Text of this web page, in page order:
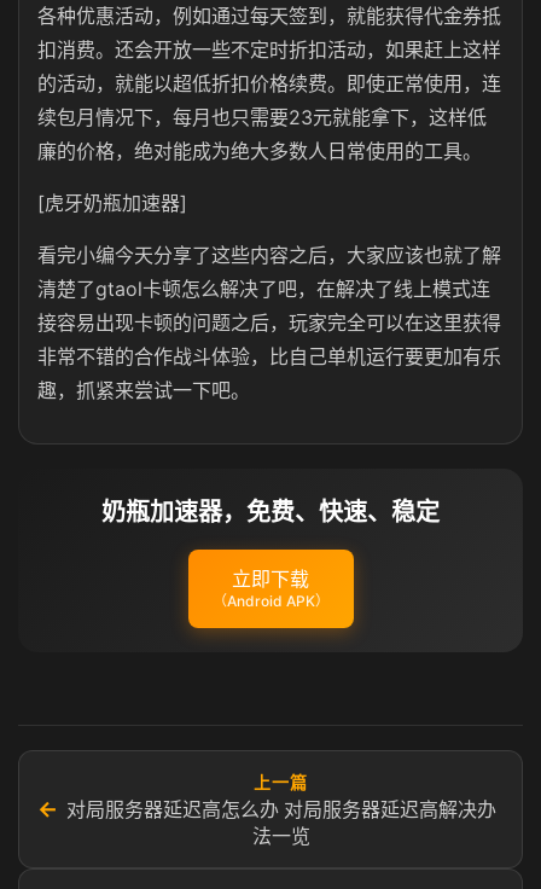
各种优惠活动，例如通过每天签到，就能获得代金券抵
扣消费。还会开放一些不定时折扣活动，如果赶上这样
的活动，就能以超低折扣价格续费。即使正常使用，连
续包月情况下，每月也只需要23元就能拿下，这样低
廉的价格，绝对能成为绝大多数人日常使用的工具。
[虎牙奶瓶加速器]
看完小编今天分享了这些内容之后，大家应该也就了解
清楚了gtaol卡顿怎么解决了吧，在解决了线上模式连
接容易出现卡顿的问题之后，玩家完全可以在这里获得
非常不错的合作战斗体验，比自己单机运行要更加有乐
趣，抓紧来尝试一下吧。
奶瓶加速器，免费、快速、稳定
立即下载
（Android APK）
←
上一篇
对局服务器延迟高怎么办 对局服务器延迟高解决办
法一览